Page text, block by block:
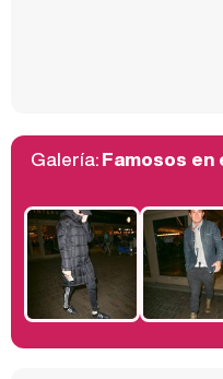
Galería:Famosos en